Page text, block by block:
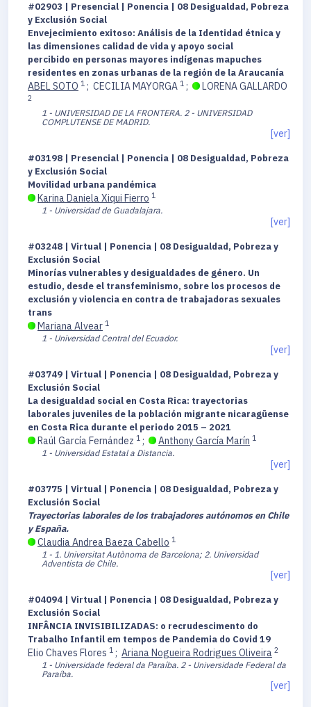
#02903 | Presencial | Ponencia | 08 Desigualdad, Pobreza
y Exclusión Social
Envejecimiento exitoso: Análisis de la Identidad étnica y
las dimensiones calidad de vida y apoyo social
percibido en personas mayores indígenas mapuches
residentes en zonas urbanas de la región de la Araucanía
ABEL SOTO 1 ; CECILIA MAYORGA 1 ; LORENA GALLARDO
2
1 - UNIVERSIDAD DE LA FRONTERA. 2 - UNIVERSIDAD
COMPLUTENSE DE MADRID.
[ver]
#03198 | Presencial | Ponencia | 08 Desigualdad, Pobreza
y Exclusión Social
Movilidad urbana pandémica
Karina Daniela Xiqui Fierro 1
1 - Universidad de Guadalajara.
[ver]
#03248 | Virtual | Ponencia | 08 Desigualdad, Pobreza y
Exclusión Social
Minorías vulnerables y desigualdades de género. Un
estudio, desde el transfeminismo, sobre los procesos de
exclusión y violencia en contra de trabajadoras sexuales
trans
Mariana Alvear 1
1 - Universidad Central del Ecuador.
[ver]
#03749 | Virtual | Ponencia | 08 Desigualdad, Pobreza y
Exclusión Social
La desigualdad social en Costa Rica: trayectorias
laborales juveniles de la población migrante nicaragüense
en Costa Rica durante el periodo 2015 – 2021
Raúl García Fernández 1 ; Anthony García Marín 1
1 - Universidad Estatal a Distancia.
[ver]
#03775 | Virtual | Ponencia | 08 Desigualdad, Pobreza y
Exclusión Social
Trayectorias laborales de los trabajadores autónomos en Chile
y España.
Claudia Andrea Baeza Cabello 1
1 - 1. Universitat Autònoma de Barcelona; 2. Universidad
Adventista de Chile.
[ver]
#04094 | Virtual | Ponencia | 08 Desigualdad, Pobreza y
Exclusión Social
INFÂNCIA INVISIBILIZADAS: o recrudescimento do
Trabalho Infantil em tempos de Pandemia do Covid 19
Elio Chaves Flores 1 ; Ariana Nogueira Rodrigues Oliveira 2
1 - Universidade federal da Paraíba. 2 - Universidade Federal da
Paraíba.
[ver]